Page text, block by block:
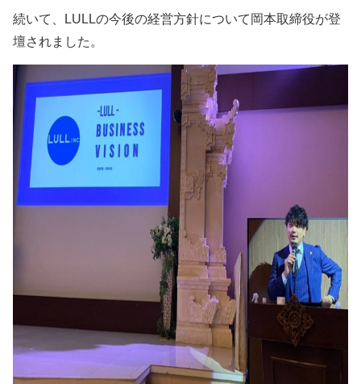
続いて、LULLの今後の経営方針について岡本取締役が登
壇されました。